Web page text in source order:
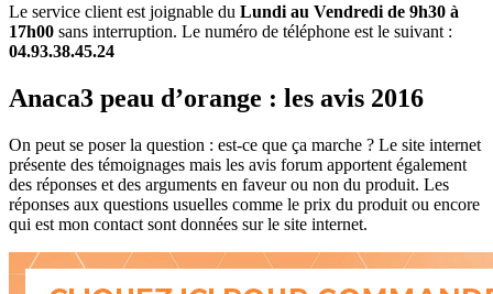
Le service client est joignable du Lundi au Vendredi de 9h30 à
17h00 sans interruption. Le numéro de téléphone est le suivant :
04.93.38.45.24
Anaca3 peau d’orange : les avis 2016
On peut se poser la question : est-ce que ça marche ? Le site internet
présente des témoignages mais les avis forum apportent également
des réponses et des arguments en faveur ou non du produit. Les
réponses aux questions usuelles comme le prix du produit ou encore
qui est mon contact sont données sur le site internet.